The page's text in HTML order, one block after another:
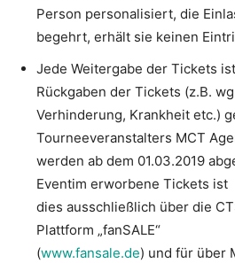
Person personalisiert, die
begehrt, erhält sie keinen
Jede Weitergabe der Tickets
Rückgaben der Tickets (z.B.
Verhinderung, Krankheit etc.)
Tourneeveranstalters MCT
werden ab dem 01.03.2019
Eventim erworbene Tickets ist
dies ausschließlich über die
Plattform „fanSALE“
(www.fansale.de) und für über